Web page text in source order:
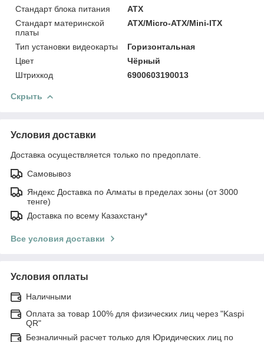
Стандарт блока питания
ATX
Стандарт материнской
платы
ATX/Micro-ATX/Mini-ITX
Тип установки видеокарты
Горизонтальная
Цвет
Чёрный
Штрихкод
6900603190013
Скрыть
Условия доставки
Доставка осуществляется только по предоплате.
Самовывоз
Яндекс Доставка по Алматы в пределах зоны (от 3000
тенге)
Доставка по всему Казахстану*
Все условия доставки
Условия оплаты
Наличными
Оплата за товар 100% для физических лиц через "Kaspi
QR"
Безналичный расчет только для Юридических лиц по